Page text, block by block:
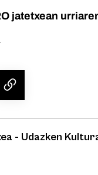
jatetxean
- Udazken